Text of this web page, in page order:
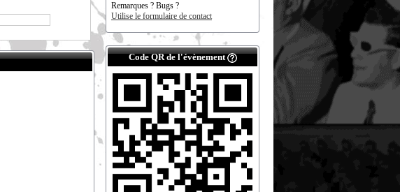
Remarques ? Bugs ?
Utilise le formulaire de contact
Code QR de l'évènement